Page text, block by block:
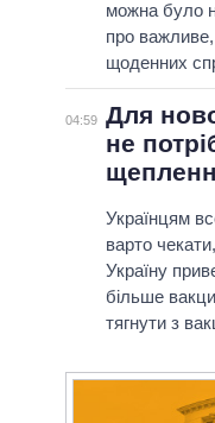
можна було
про важливе,
щоденних
04:59 Для
не
Українцям
варто
Україну
більше
тягнути з